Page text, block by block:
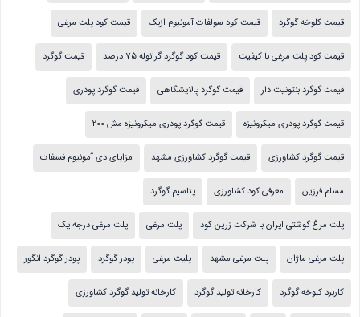
قیمت کلوخه گوگرد قیمت کود سولفات آمونیوم ازبک قیمت کود پلت مرغی
قیمت کود پلت مرغی با کیفیت قیمت کود گوگرد گرانوله 75 درصد قیمت گوگرد
قیمت گوگرد بنتونیت دار قیمت گوگرد پالایشگاهی قیمت گوگرد پودری
قیمت گوگرد پودری میکرونیزه قیمت گوگرد پودری میکرونیزه مش 200
قیمت گوگرد کشاورزی قیمت گوگرد کشاورزی مشهد مزایای دی آمونیوم فسفات
مسلم فرزین معرفی کود کشاورزی پتاسیم گوگرد
پلت مرغ گوشتی ایران با شرکت زرین کود پلت مرغی پلت مرغی درجه یک
پلت مرغی ماژان پلت مرغی مشهد پلیت مرغی پودر گوگرد پودر گوگرد انگور
کاربرد کلوخه گوگرد کارخانه تولید گوگرد کارخانه تولید گوگرد کشاورزی